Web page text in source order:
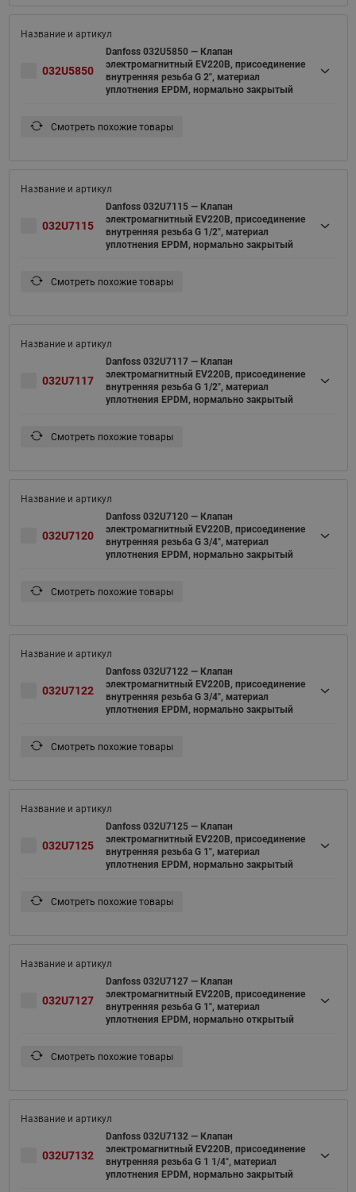
032U5850
Danfoss 032U5850 — Клапан
электромагнитный EV220B, присоединение
внутренняя резьба G 2", материал
уплотнения EPDM, нормально закрытый
Смотреть похожие товары
032U7115
Danfoss 032U7115 — Клапан
электромагнитный EV220B, присоединение
внутренняя резьба G 1/2", материал
уплотнения EPDM, нормально закрытый
Смотреть похожие товары
032U7117
Danfoss 032U7117 — Клапан
электромагнитный EV220B, присоединение
внутренняя резьба G 1/2", материал
уплотнения EPDM, нормально закрытый
Смотреть похожие товары
032U7120
Danfoss 032U7120 — Клапан
электромагнитный EV220B, присоединение
внутренняя резьба G 3/4", материал
уплотнения EPDM, нормально закрытый
Смотреть похожие товары
032U7122
Danfoss 032U7122 — Клапан
электромагнитный EV220B, присоединение
внутренняя резьба G 3/4", материал
уплотнения EPDM, нормально закрытый
Смотреть похожие товары
032U7125
Danfoss 032U7125 — Клапан
электромагнитный EV220B, присоединение
внутренняя резьба G 1", материал
уплотнения EPDM, нормально закрытый
Смотреть похожие товары
032U7127
Danfoss 032U7127 — Клапан
электромагнитный EV220B, присоединение
внутренняя резьба G 1", материал
уплотнения EPDM, нормально открытый
Смотреть похожие товары
032U7132
Danfoss 032U7132 — Клапан
электромагнитный EV220B, присоединение
внутренняя резьба G 1 1/4", материал
уплотнения EPDM, нормально закрытый